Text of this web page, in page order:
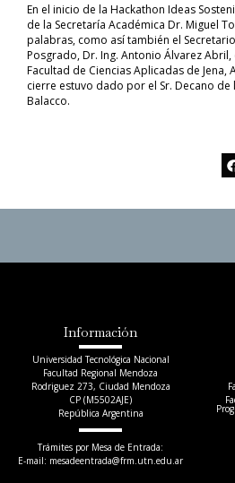
En el inicio de la Hackathon Ideas
de la Secretaría Académica Dr. Miguel
palabras, como así también el
Posgrado, Dr. Ing. Antonio Álvarez
Facultad de Ciencias Aplicadas de Jena,
cierre estuvo dado por el Sr. Decano de
Balacco.
Información
Universidad Tecnológica Nacional
Facultad Regional Mendoza
Rodriguez 273, Ciudad Mendoza
CP (M5502AJE)
República Argentina
Trámites por Mesa de Entrada:
E-mail: mesadeentrada@frm.utn.edu.ar​